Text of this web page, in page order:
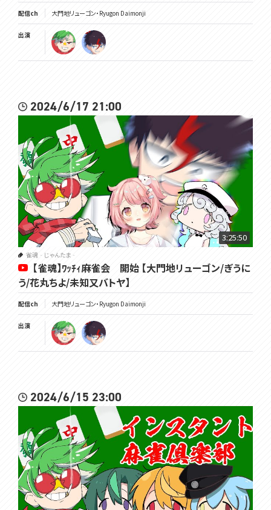
配信ch 大門地リューゴン・Ryugon Daimonji
出演
2024/6/17 21:00
3:25:50
雀魂‐じゃんたま‐
【雀魂】ﾜｯﾁｨ麻雀会 開始 【大門地リューゴン/ぎうに
う/花丸ちよ/未知又バトヤ】
配信ch 大門地リューゴン・Ryugon Daimonji
出演
2024/6/15 23:00